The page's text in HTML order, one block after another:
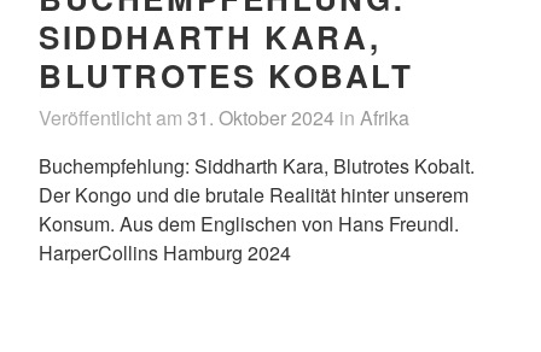
SIDDHARTH KARA,
BLUTROTES KOBALT
Veröffentlicht am 31. Oktober 2024 in Afrika
Buchempfehlung: Siddharth Kara, Blutrotes Kobalt.
Der Kongo und die brutale Realität hinter unserem
Konsum. Aus dem Englischen von Hans Freundl.
HarperCollins Hamburg 2024